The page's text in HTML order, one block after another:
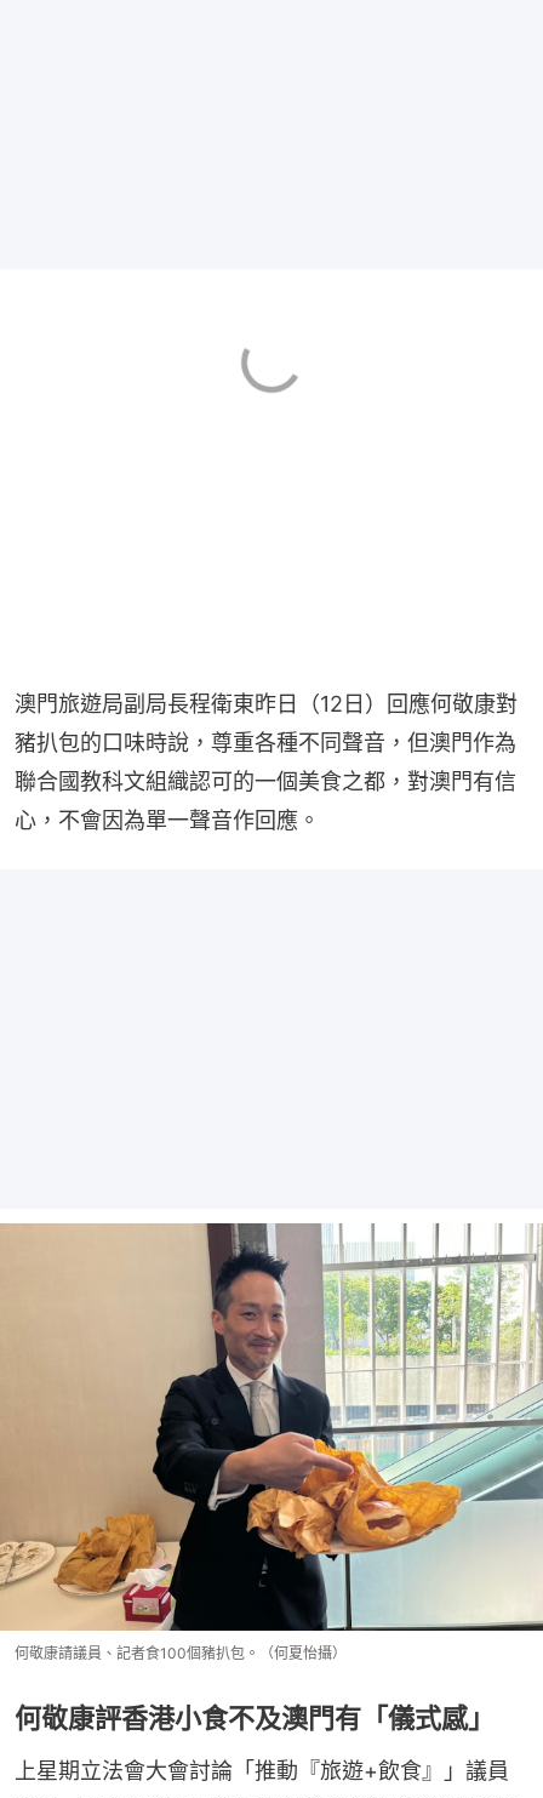
澳門旅遊局副局長程衛東昨日（12日）回應何敬康對
豬扒包的口味時說，尊重各種不同聲音，但澳門作為
聯合國教科文組織認可的一個美食之都，對澳門有信
心，不會因為單一聲音作回應。
何敬康請議員、記者食100個豬扒包。（何夏怡攝）
何敬康評香港小食不及澳門有「儀式感」
上星期立法會大會討論「推動『旅遊+飲食』」議員